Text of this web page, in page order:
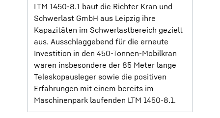
LTM 1450-8.1 baut die Richter Kran und
Schwerlast GmbH aus Leipzig ihre
Kapazitäten im Schwerlastbereich gezielt
aus. Ausschlaggebend für die erneute
Investition in den 450-Tonnen-Mobilkran
waren insbesondere der 85 Meter lange
Teleskopausleger sowie die positiven
Erfahrungen mit einem bereits im
Maschinenpark laufenden LTM 1450-8.1.